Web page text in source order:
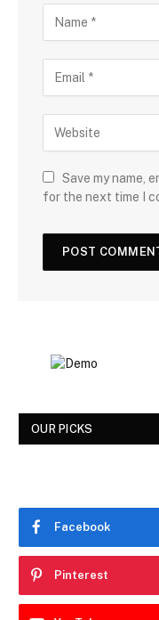
Save my name,
for the next time I
OUR PICKS
Facebook
Pinterest